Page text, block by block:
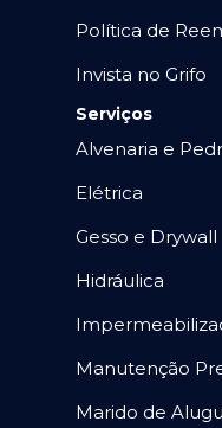
Política de
Invista no Grifo
Serviços
Alvenaria e
Elétrica
Gesso e Drywall
Hidráulica
Manutenção
Marido de